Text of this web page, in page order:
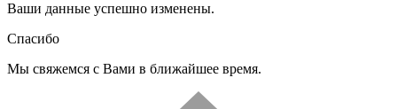
Ваши данные успешно изменены.
Спасибо
Мы свяжемся с Вами в ближайшее время.